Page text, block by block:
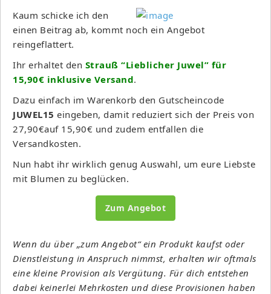
Kaum schicke ich den
einen Beitrag ab, kommt noch ein Angebot
reingeflattert.
Ihr erhaltet den Strauß “Lieblicher Juwel” für
15,90€ inklusive Versand.
Dazu einfach im Warenkorb den Gutscheincode
JUWEL15 eingeben, damit reduziert sich der Preis von
27,90€auf 15,90€ und zudem entfallen die
Versandkosten.
Nun habt ihr wirklich genug Auswahl, um eure Liebste
mit Blumen zu beglücken.
Zum Angebot
Wenn du über „zum Angebot“ ein Produkt kaufst oder
Dienstleistung in Anspruch nimmst, erhalten wir oftmals
eine kleine Provision als Vergütung. Für dich entstehen
dabei keinerlei Mehrkosten und diese Provisionen haben